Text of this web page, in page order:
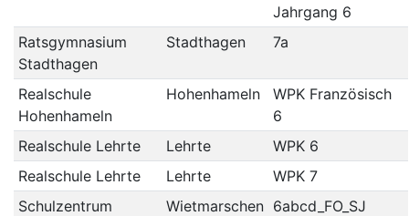
Jahrgang 6
Ratsgymnasium
Stadthagen
Stadthagen 7a
Realschule
Hohenhameln
Hohenhameln
WPK Französisch
6
Realschule Lehrte
Lehrte
WPK 6
Realschule Lehrte
Lehrte
WPK 7
Schulzentrum
Wietmarschen 6abcd_FO_SJ